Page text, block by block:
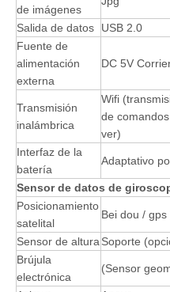
de imágenes
Salida de datos
USB 2.0
Fuente de
alimentación
externa
DC 5V
Transmisión
inalámbrica
Wifi
de
ver)
Interfaz de la
batería
Adaptativo
Sensor de datos de
Posicionamiento
satelital
Bei dou /
Sensor de altura Soporte
Brújula
electrónica
(Sensor